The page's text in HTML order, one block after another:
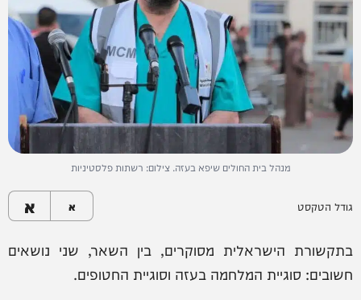
מנהל בית החולים שיפא בעזה. צילום: רשתות פלסטיניות
גודל הטקסט א א
בתקשורת הישראלית מסוקרים, בין השאר, שני נושאים
חשובים: סוגיית המלחמה בעזה וסוגיית החטופים.